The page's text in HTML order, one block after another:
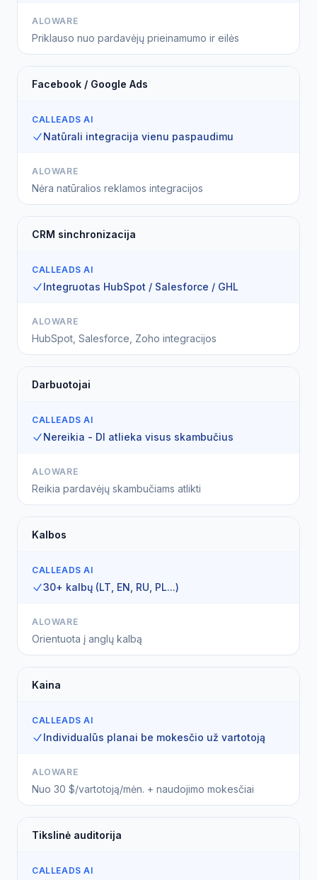
ALOWARE
Priklauso nuo pardavėjų prieinamumo ir eilės
Facebook / Google Ads
CALLEADS AI
Natūrali integracija vienu paspaudimu
ALOWARE
Nėra natūralios reklamos integracijos
CRM sinchronizacija
CALLEADS AI
Integruotas HubSpot / Salesforce / GHL
ALOWARE
HubSpot, Salesforce, Zoho integracijos
Darbuotojai
CALLEADS AI
Nereikia - DI atlieka visus skambučius
ALOWARE
Reikia pardavėjų skambučiams atlikti
Kalbos
CALLEADS AI
30+ kalbų (LT, EN, RU, PL...)
ALOWARE
Orientuota į anglų kalbą
Kaina
CALLEADS AI
Individualūs planai be mokesčio už vartotoją
ALOWARE
Nuo 30 $/vartotoją/mėn. + naudojimo mokesčiai
Tikslinė auditorija
CALLEADS AI